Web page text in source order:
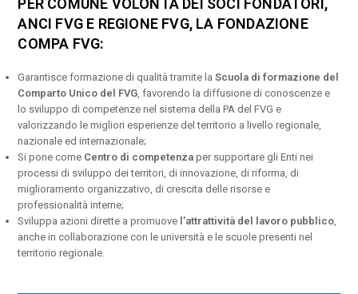
ANCI FVG E REGIONE FVG, LA FONDAZIONE
COMPA FVG:
Garantisce formazione di qualità tramite laScuola di formazione del
Comparto Unico del FVG , favorendo la diffusione di conoscenze e
lo sviluppo di competenze nel sistema della PA del FVG e
valorizzando le migliori esperienze del territorio a livello regionale,
nazionale ed internazionale;
Si pone come Centro di competenza per supportare gli Enti nei
processi di sviluppo dei territori, di innovazione, di riforma, di
miglioramento organizzativo, di crescita delle risorse e
professionalità interne;
Sviluppa azioni dirette a promuove l’attrattività del lavoro pubblico
anche in collaborazione con le università e le scuole presenti nel
territorio regionale.